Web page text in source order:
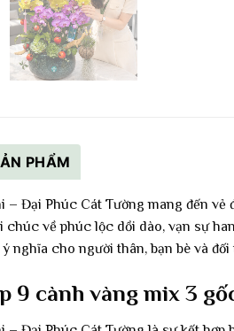
PHẨM
– Đại Phúc Cát Tường mang đến
về phúc lộc dồi dào, vạn sự
nghĩa cho người thân, bạn bè và đối
9 cành vàng mix 3